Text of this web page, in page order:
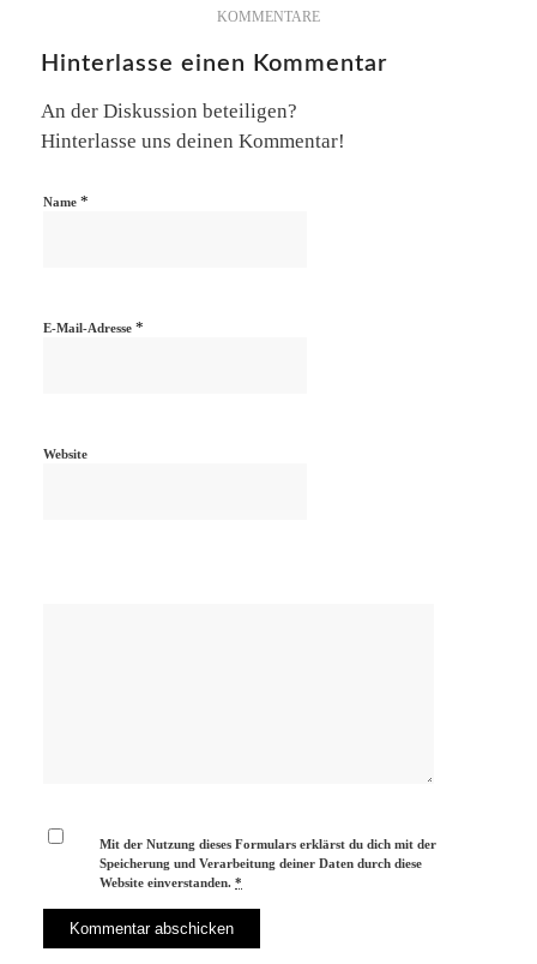
KOMMENTARE
Hinterlasse einen Kommentar
An der Diskussion beteiligen?
Hinterlasse uns deinen Kommentar!
Name *
E-Mail-Adresse *
Website
Mit der Nutzung dieses Formulars erklärst du dich mit der
Speicherung und Verarbeitung deiner Daten durch diese
Website einverstanden.*